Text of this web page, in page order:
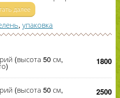
далее
,упаковка
(высота 50 см, 1800
(высота 50 см, 2500